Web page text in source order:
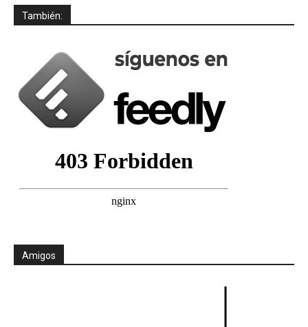
También:
Amigos